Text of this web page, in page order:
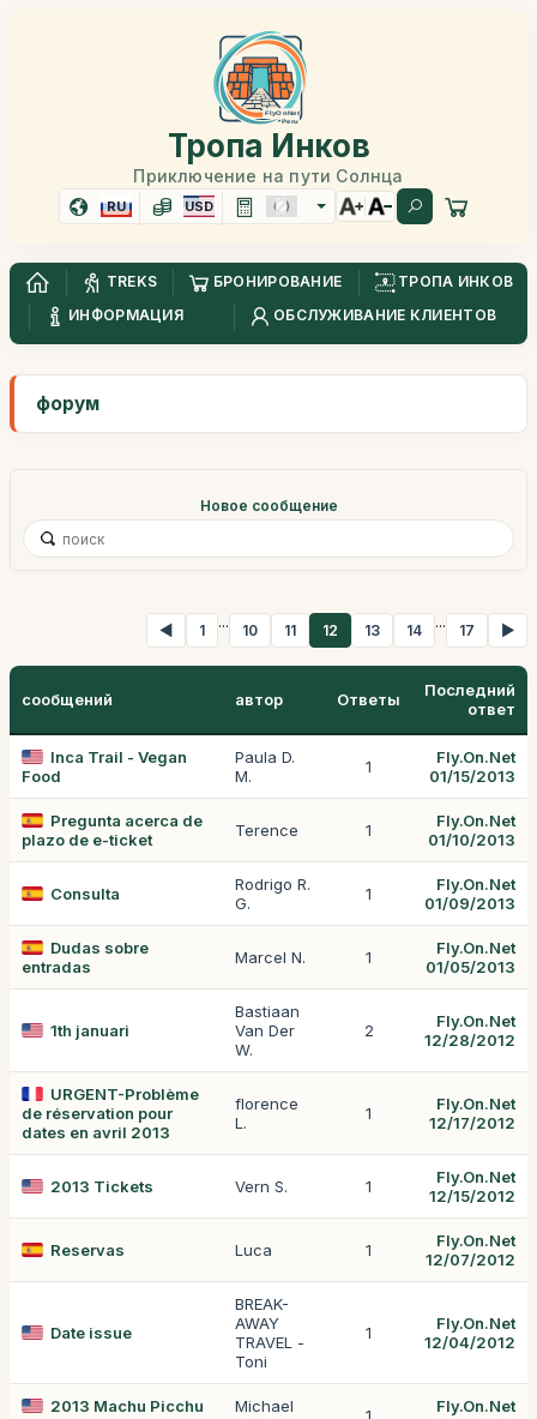
Тропа Инков
Приключение на пути Солнца
RU USD
TREKS БРОНИРОВАНИЕ
ТРОПА ИНКОВ
ИНФОРМАЦИЯ
ОБСЛУЖИВАНИЕ КЛИЕНТОВ
форум
Новое сообщение
◀ 1 ... 10 11 12 13 14 ... 17 ▶
сообщений автор Ответы
Последний
ответ
Inca Trail - Vegan
Food
Paula D.
M.
1
Fly.On.Net
01/15/2013
Pregunta acerca de
plazo de e-ticket
Terence 1
Fly.On.Net
01/10/2013
Consulta
Rodrigo R.
G.
1
Fly.On.Net
01/09/2013
Dudas sobre
entradas
Marcel N. 1
Fly.On.Net
01/05/2013
1th januari
Bastiaan
Van Der
W.
2
Fly.On.Net
12/28/2012
URGENT-Problème
de réservation pour
dates en avril 2013
florence
L.
1
Fly.On.Net
12/17/2012
2013 Tickets Vern S. 1
Fly.On.Net
12/15/2012
Reservas Luca 1
Fly.On.Net
12/07/2012
Date issue
BREAK-
AWAY
TRAVEL -
Toni
1
Fly.On.Net
12/04/2012
2013 Machu Picchu
Michael
Fly.On.Net